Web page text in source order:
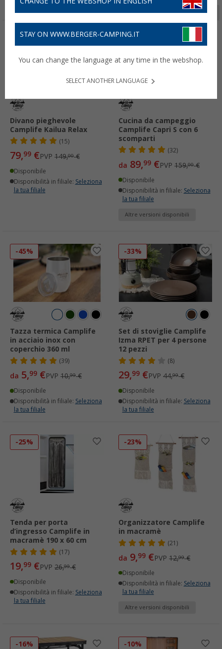
Pagina 1 da 2
Divano pieghevole
Camplife Kailua Relax
(15)
79,99 €PVP 149,00€
Disponibile
Disponibilità in filiale: Seleziona
la tua filiale
Cucina da campeggio
Camplife Capri S con 6
scomparti
(32)
da 89,99 €PVP 159,00€
Disponibile
Disponibilità in filiale: Seleziona
la tua filiale
Altre versioni disponibili
-45%
Tazza termica Camplife
in acciaio inox con
coperchio 360 ml
(39)
da 5,99 €PVP 10,99€
Disponibile
Disponibilità in filiale: Seleziona
la tua filiale
-33%
Set di stoviglie Camplife
Izma RPET per 4 persone
12 pezzi
(8)
29,99 €PVP 44,99€
Disponibile
Disponibilità in filiale: Seleziona
la tua filiale
-25%
Tenda per porta
d’ingresso Camplife in
macramè 190 x 60 cm
(17)
19,99 €PVP 26,99€
Disponibile
Disponibilità in filiale: Seleziona
la tua filiale
-23%
Organizzatore Camplife
in macramè
(21)
da 9,99 €PVP 12,99€
Disponibile
Disponibilità in filiale: Seleziona
la tua filiale
Altre versioni disponibili
-16% -10%
STAY ON WWW.BERGER-CAMPING.IT
You can change the language at any time in the webshop.
SELECT ANOTHER LANGUAGE